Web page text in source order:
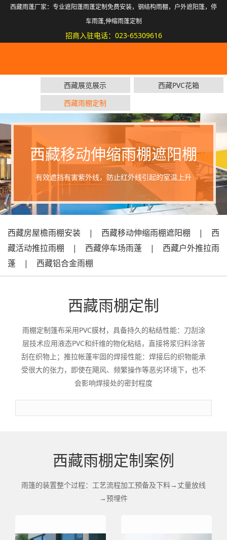
西藏雨蓬厂家：专业遮阳蓬雨蓬定制免费安装，钢结构雨棚，户外遮阳篷，停
车雨蓬,伸缩雨蓬定制
招商入驻电话：023-65309616
西藏展览展示
西藏PVC花箱
西藏雨棚定制
西藏移动伸缩雨棚遮阳棚
有效遮挡有害紫外线，防止红外线引起的室温上升
西藏房屋檐雨棚安装 | 西藏移动伸缩雨棚遮阳棚 | 西
藏活动推拉雨棚 | 西藏停车场雨蓬 | 西藏户外推拉雨
蓬 | 西藏铝合金雨棚
西藏雨棚定制
雨棚定制篷布采用PVC膜材，具备持久的粘结性能：刀刮涂
层技术应用液态PVC和纤维的物化粘结，直接将浆归料涂答
刮在织物上；推拉帐蓬牢固的焊接性能：焊接后的织物能承
受很大的张力，即使在飓风、频繁操作等恶劣环境下，也不
会影响焊接处的密封程度
西藏雨棚定制案例
雨篷的装置整个过程：工艺流程加工预备及下料→丈量放线
→预埋件